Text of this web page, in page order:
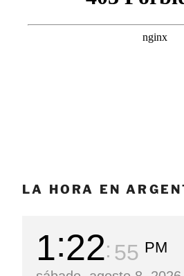
LA HORA EN
1 22 56 PM